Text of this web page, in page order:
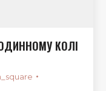
КОЛІ